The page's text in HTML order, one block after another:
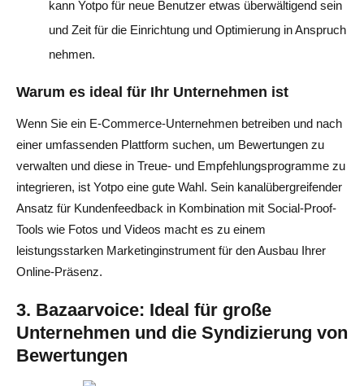
kann Yotpo für neue Benutzer etwas überwältigend sein
und Zeit für die Einrichtung und Optimierung in Anspruch
nehmen.
Warum es ideal für Ihr Unternehmen ist
Wenn Sie ein E-Commerce-Unternehmen betreiben und nach
einer umfassenden Plattform suchen, um Bewertungen zu
verwalten und diese in Treue- und Empfehlungsprogramme zu
integrieren, ist Yotpo eine gute Wahl. Sein kanalübergreifender
Ansatz für Kundenfeedback in Kombination mit Social-Proof-
Tools wie Fotos und Videos macht es zu einem
leistungsstarken Marketinginstrument für den Ausbau Ihrer
Online-Präsenz.
3. Bazaarvoice: Ideal für große
Unternehmen und die Syndizierung von
Bewertungen